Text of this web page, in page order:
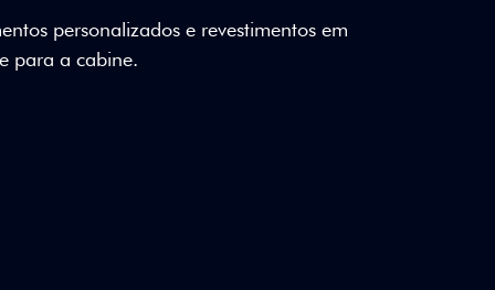
o caráter único da edição especial